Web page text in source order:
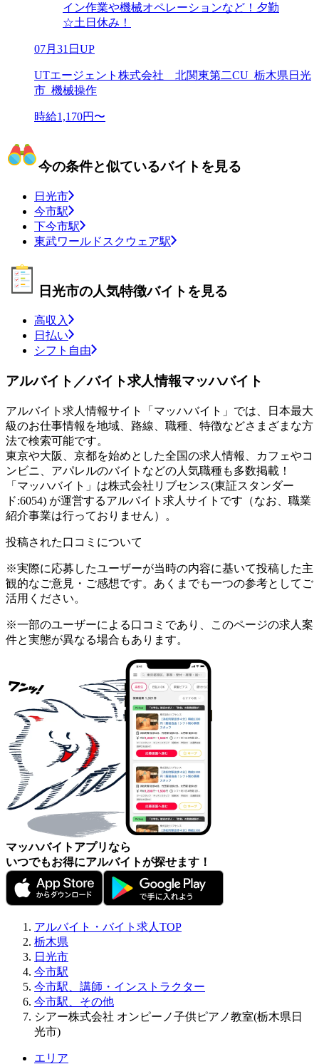
イン作業や機械オペレーションなど！夕勤
☆土日休み！
07月31日UP
UTエージェント株式会社 北関東第二CU_栃木県日光
市_機械操作
時給1,170円〜
今の条件と似ているバイトを見る
日光市
今市駅
下今市駅
東武ワールドスクウェア駅
日光市の人気特徴バイトを見る
高収入
日払い
シフト自由
アルバイト／バイト求人情報マッハバイト
アルバイト求人情報サイト「マッハバイト」では、日本最大
級のお仕事情報を地域、路線、職種、特徴などさまざまな方
法で検索可能です。
東京や大阪、京都を始めとした全国の求人情報、カフェやコ
ンビニ、アパレルのバイトなどの人気職種も多数掲載！
「マッハバイト」は株式会社リブセンス(東証スタンダー
ド:6054) が運営するアルバイト求人サイトです（なお、職業
紹介事業は行っておりません）。
投稿された口コミについて
※実際に応募したユーザーが当時の内容に基いて投稿した主
観的なご意見・ご感想です。あくまでも一つの参考としてご
活用ください。
※一部のユーザーによる口コミであり、このページの求人案
件と実態が異なる場合もあります。
マッハバイトアプリなら
いつでもお得にアルバイトが探せます！
アルバイト・バイト求人TOP
栃木県
日光市
今市駅
今市駅、講師・インストラクター
今市駅、その他
シアー株式会社 オンピーノ子供ピアノ教室(栃木県日
光市)
エリア